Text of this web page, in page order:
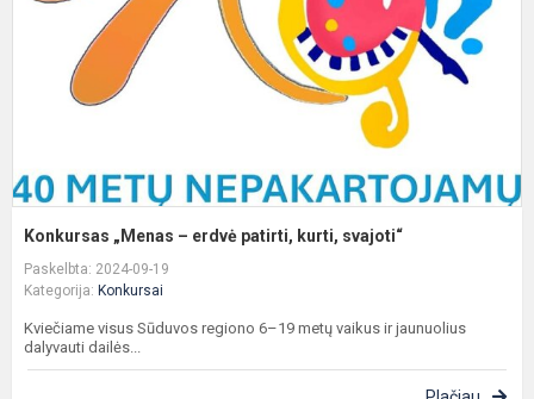
Konkursas „Menas – erdvė patirti, kurti, svajoti“
Paskelbta: 2024-09-19
Kategorija: Konkursai
Kviečiame visus Sūduvos regiono 6–19 metų vaikus ir jaunuolius
dalyvauti dailės...